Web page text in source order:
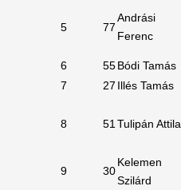
5 77
Andrási
Ferenc
6 55Bódi Tamás
7
27 Illés Tamás
8 51 Tulipán Attila
9 30
Kelemen
Szilárd